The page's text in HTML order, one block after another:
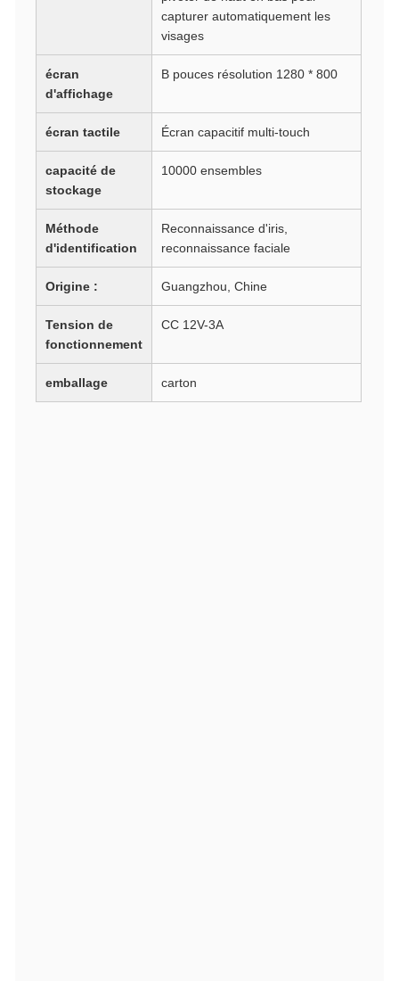
capturer automatiquement les
visages
écran
d'affichage
B pouces résolution 1280 * 800
écran tactile Écran capacitif multi-touch
capacité de
stockage
10000 ensembles
Méthode
d'identification
Reconnaissance d'iris,
reconnaissance faciale
Origine : Guangzhou, Chine
Tension de
fonctionnement
CC 12V-3A
emballage carton